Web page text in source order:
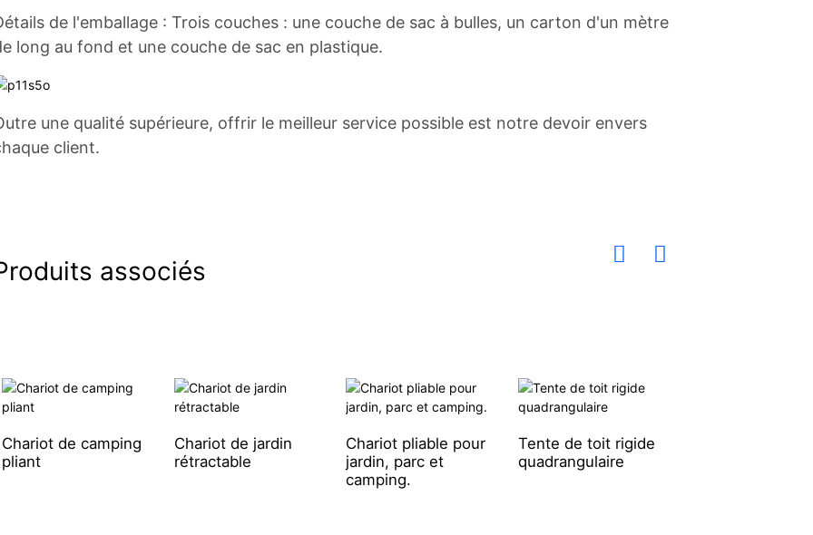
de l'emballage : Trois couches : une couche de sac à bulles, un carton d'un mètre
long au fond et une couche de sac en plastique.
une qualité supérieure, offrir le meilleur service possible est notre devoir envers
client.
associés
Chariot de camping
pliant
Chariot de jardin
rétractable
Chariot pliable pour
jardin, parc et
camping.
Tente de toit rigide
quadrangulaire